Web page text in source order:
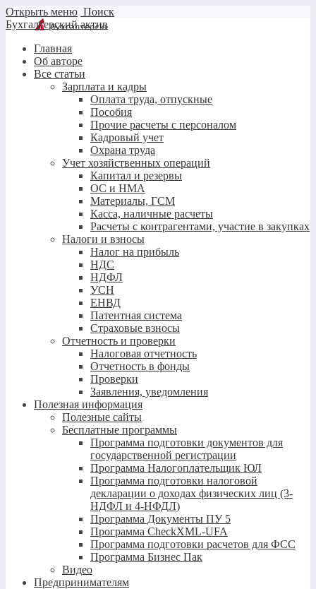
Открыть меню Поиск
Бухгалтерский актив
Главная
Об авторе
Все статьи
Зарплата и кадры
Оплата труда, отпускные
Пособия
Прочие расчеты с персоналом
Кадровый учет
Охрана труда
Учет хозяйственных операций
Капитал и резервы
ОС и НМА
Материалы, ГСМ
Касса, наличные расчеты
Расчеты с контрагентами, участие в закупках
Налоги и взносы
Налог на прибыль
НДС
НДФЛ
УСН
ЕНВД
Патентная система
Страховые взносы
Отчетность и проверки
Налоговая отчетность
Отчетность в фонды
Проверки
Заявления, уведомления
Полезная информация
Полезные сайты
Бесплатные программы
Программа подготовки документов для
государственной регистрации
Программа Налогоплательщик ЮЛ
Программа подготовки налоговой
декларации о доходах физических лиц (3-
НДФЛ и 4-НФДЛ)
Программа Документы ПУ 5
Программа CheckXML-UFA
Программа подготовки расчетов для ФСС
Программа Бизнес Пак
Видео
Предпринимателям